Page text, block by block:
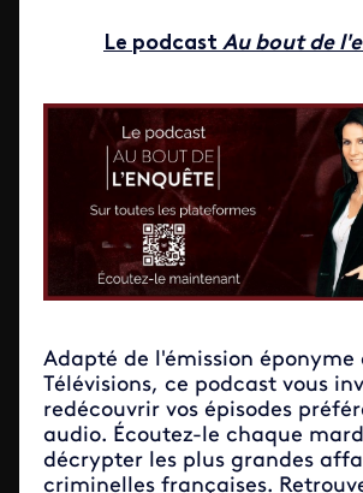
Le podcast Au bout de
Adapté de l'émission éponyme
Télévisions, ce podcast vous
redécouvrir vos épisodes
audio. Écoutez-le chaque
décrypter les plus grandes
criminelles françaises.